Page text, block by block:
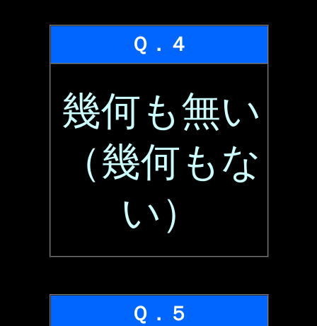
Ｑ．４
幾何も無い
（幾何もな
い）
Ｑ．５